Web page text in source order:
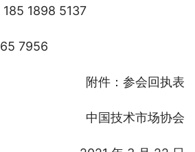
1898 5137
7956
附件：参会回执表
中国技术市场协会